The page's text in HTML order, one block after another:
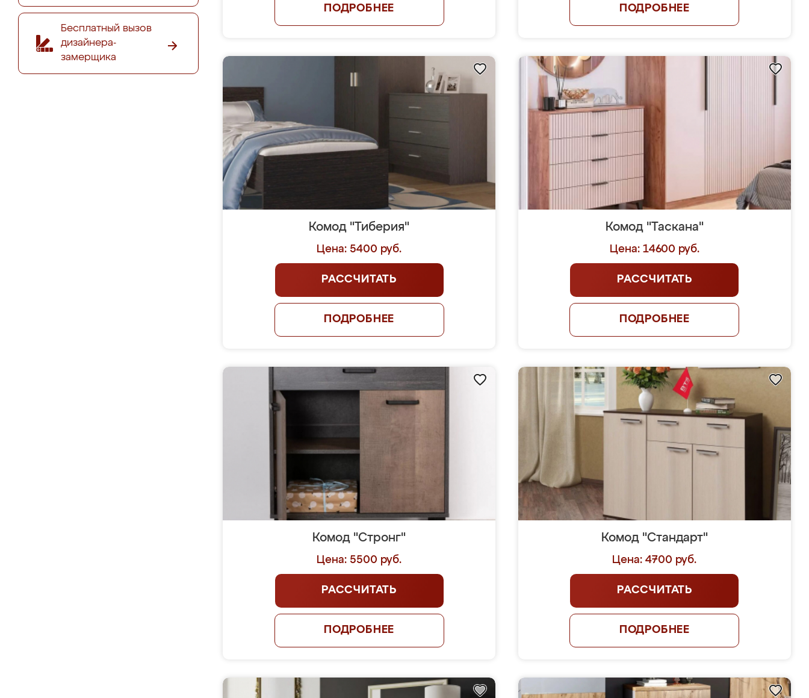
Бесплатный вызов
дизайнера-
замерщика
ПОДРОБНЕЕ ПОДРОБНЕЕ
Комод "Тиберия"
Цена: 5400 руб.
РАССЧИТАТЬ
ПОДРОБНЕЕ
Комод "Таскана"
Цена: 14600 руб.
РАССЧИТАТЬ
ПОДРОБНЕЕ
Комод "Стронг"
Цена: 5500 руб.
РАССЧИТАТЬ
ПОДРОБНЕЕ
Комод "Стандарт"
Цена: 4700 руб.
РАССЧИТАТЬ
ПОДРОБНЕЕ